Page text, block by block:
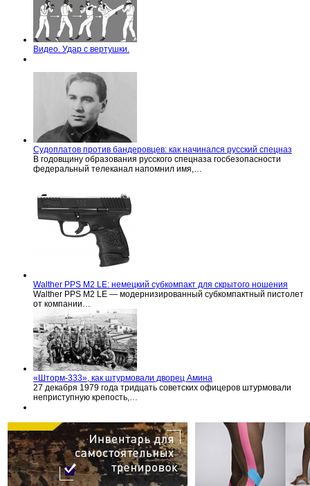
Видео. Удар с вертушки.
Судоплатов против бандеровцев: как начинался русский спецназ
В годовщину образования русского спецназа госбезопасности
федеральный телеканал напомнил имя,…
Walther PPS M2 LE: немецкий субкомпакт для скрытого ношения
Walther PPS M2 LE — модернизированный субкомпактный пистолет
от компании…
«Шторм-333», как штурмовали дворец Амина
27 декабря 1979 года тридцать советских офицеров штурмовали
неприступную крепость,…